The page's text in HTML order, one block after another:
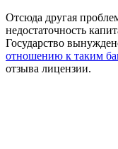
Отсюда другая
недостаточность
Государство
отношению к таким
отзыва лицензии.